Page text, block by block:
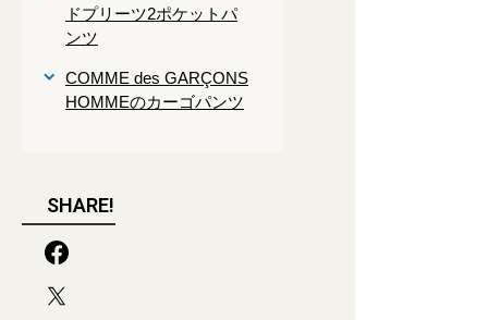
ドプリーツ2ポケットパ
ンツ
COMME des GARÇONS
HOMMEのカーゴパンツ
SHARE!